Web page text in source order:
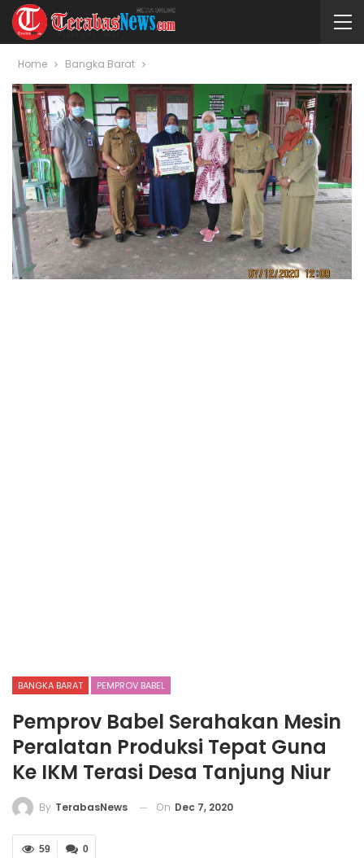
Home Bangka Barat
BANGKA BARAT PEMPROV BABEL
Pemprov Babel Serahakan Mesin
Peralatan Produksi Tepat Guna
Ke IKM Terasi Desa Tanjung Niur
By TerabasNews On Dec 7, 2020
0
59